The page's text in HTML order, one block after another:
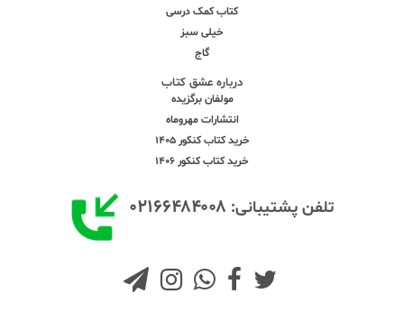
کتاب کمک درسی
خیلی سبز
گاج
درباره عشق کتاب
مولفان برگزیده
انتشارات مهروماه
خرید کتاب کنکور 1405
خرید کتاب کنکور 1406
تلفن پشتیبانی: ۰۲۱۶۶۴۸۴۰۰۸